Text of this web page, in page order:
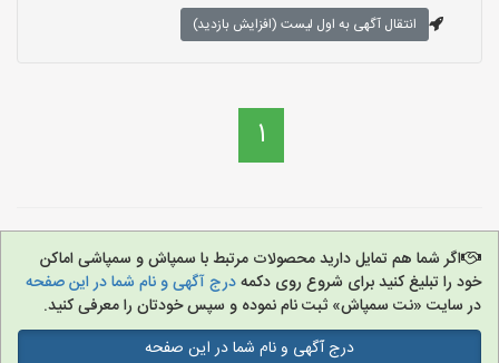
انتقال آگهی به اول لیست (افزایش بازدید)
1
اگر شما هم تمایل دارید محصولات مرتبط با سمپاش و سمپاشی اماکن
خود را تبلیغ کنید برای شروع روی دکمهدرج آگهی و نام شما در این صفحه
در سایت «نت سمپاش» ثبت نام نموده و سپس خودتان را معرفی کنید.
درج آگهی و نام شما در این صفحه